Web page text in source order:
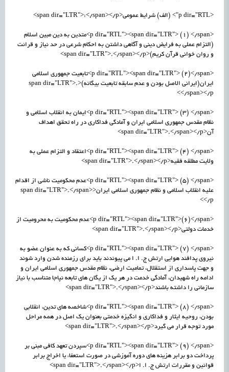
<p dir="RTL"> (الف) شرایط عمومی<span dir="LTR">:</span></p>
<p dir="RTL"><span dir="LTR"> (1) </span>متدین به دین مبین اسلام
(التزام عملی به فرایض دینی و آگاهی داشتن به احکام شرعی در حد نیاز و قرائت
و روان خوانی قرآن کریم)<span dir="LTR">.</span></p>
<p dir="RTL"><span dir="LTR"> (2)</span>تابعیت جمهوری اسلامی
ایران(ایرانی الاصل بودن و عدم سابقه تابعیت بیگانه)<span dir="LTR">.
</span></p>
<p dir="RTL"><span dir="LTR"> (3) </span>ایمان به انقلاب اسلامی و
نظام مقدس جمهوری اسلامی ایران و آمادگی فداکاری در راه تحقق اهداف
آن<span dir="LTR">.</span></p>
<p dir="RTL"><span dir="LTR"> (4) </span>اعتقاد و التزام عملی به
ولایت مطلقه فقیه<span dir="LTR">.</span></p>
<p dir="RTL"><span dir="LTR"> (5) </span>عدم محکومیت ناشی از اقدام
علیه انقلاب اسلامی و نظام جمهوری اسلامی ایران<span dir="LTR">.</span>
</p>
<p dir="RTL"><span dir="LTR">(6)</span>عدم محکومیت به محرومیت از
خدمات دولتی<span dir="LTR">.</span></p>
<p dir="RTL"><span dir="LTR"> (7) </span>کسانی که به عنوان عضو به
نیروی پدافند هوایی ارتش ج. ا. ا می پیوندند باید برای رزمنده شدن وارد شوند
و جهت پاسداری از استقلال، تمامیت ارضی، نظام مقدس جمهوری اسلامی ایران و
ادامه راه شهیدان، آمادگی خدمت در هر یک از یگان های تابعه نپاجا متناسب با نیاز
سازمانی را داشته باشند<span dir="LTR">.</span></p>
<p dir="RTL"><span dir="LTR"> (8) </span>شاخصه های تدین، انقلابی
بودن، روحیه ایثار و فداکاری و انگیزه خدمتی بعنوان یک اصل در همه مراحل
مورد توجه قرار می گیرد<span dir="LTR">.</span></p>
<p dir="RTL"><span dir="LTR"> (9) </span>سپردن تعهد کافی مبنی بر
پرداخت دو برابر هزینه های دوره آموزشی در صورت استعفاء یا اخراج برابر
قوانین و مقررات ارتش ج. ا. ا<span dir="LTR">.</span></p>